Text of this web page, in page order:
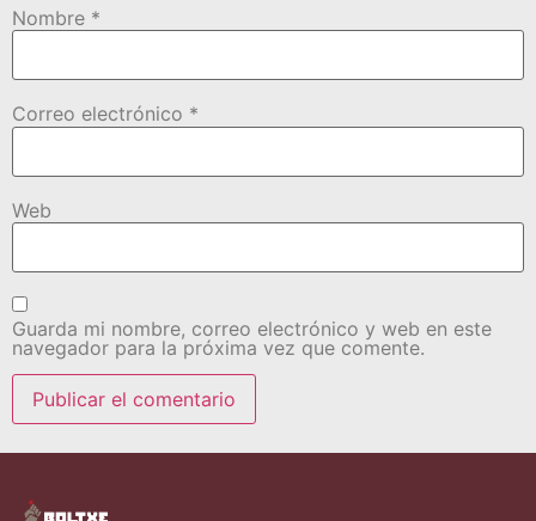
Nombre *
Correo electrónico *
Web
Guarda mi nombre, correo electrónico y web en este
navegador para la próxima vez que comente.